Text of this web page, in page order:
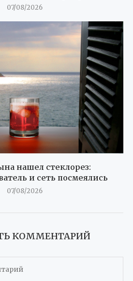
07/08/2026
нашел стеклорез:
и сеть посмеялись
07/08/2026
КОММЕНТАРИЙ